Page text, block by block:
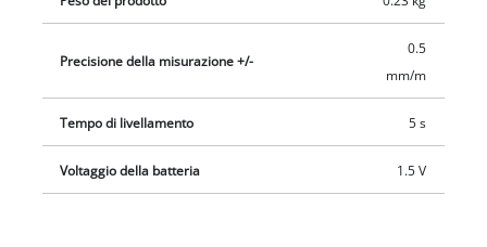
Precisione della misurazione +/-
0.5
mm/m
Tempo di livellamento 5 s
Voltaggio della batteria 1.5 V